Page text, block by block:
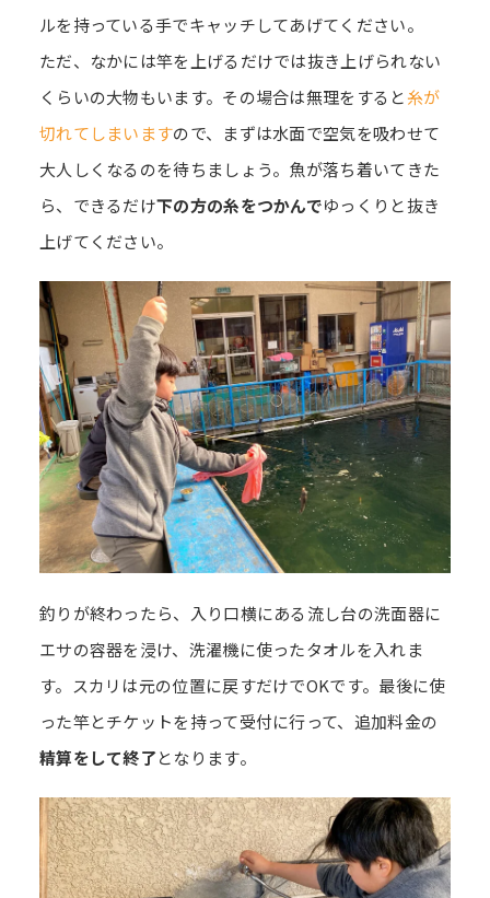
ルを持っている手でキャッチしてあげてください。
ただ、なかには竿を上げるだけでは抜き上げられない
くらいの大物もいます。その場合は無理をすると糸が
切れてしまいますので、まずは水面で空気を吸わせて
大人しくなるのを待ちましょう。魚が落ち着いてきた
ら、できるだけ下の方の糸をつかんでゆっくりと抜き
上げてください。
釣りが終わったら、入り口横にある流し台の洗面器に
エサの容器を浸け、洗濯機に使ったタオルを入れま
す。スカリは元の位置に戻すだけでOKです。最後に使
った竿とチケットを持って受付に行って、追加料金の
精算をして終了となります。